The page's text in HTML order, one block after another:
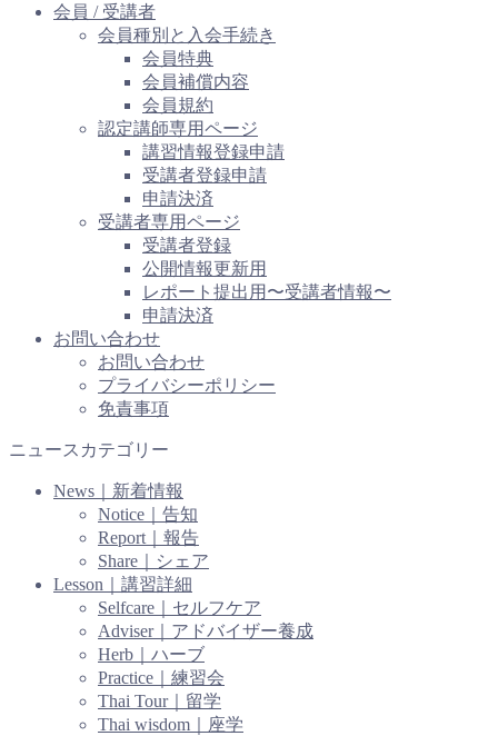
会員 / 受講者
会員種別と入会手続き
会員特典
会員補償内容
会員規約
認定講師専用ページ
講習情報登録申請
受講者登録申請
申請決済
受講者専用ページ
受講者登録
公開情報更新用
レポート提出用〜受講者情報〜
申請決済
お問い合わせ
お問い合わせ
プライバシーポリシー
免責事項
ニュースカテゴリー
News｜新着情報
Notice｜告知
Report｜報告
Share｜シェア
Lesson｜講習詳細
Selfcare｜セルフケア
Adviser｜アドバイザー養成
Herb｜ハーブ
Practice｜練習会
Thai Tour｜留学
Thai wisdom｜座学